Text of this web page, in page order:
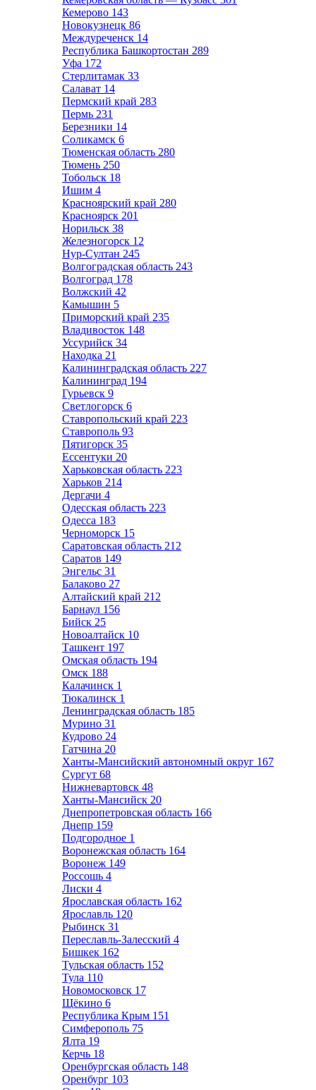
Кемерово 143
Новокузнецк 86
Междуреченск 14
Республика Башкортостан 289
Уфа 172
Стерлитамак 33
Салават 14
Пермский край 283
Пермь 231
Березники 14
Соликамск 6
Тюменская область 280
Тюмень 250
Тобольск 18
Ишим 4
Красноярский край 280
Красноярск 201
Норильск 38
Железногорск 12
Нур-Султан 245
Волгоградская область 243
Волгоград 178
Волжский 42
Камышин 5
Приморский край 235
Владивосток 148
Уссурийск 34
Находка 21
Калининградская область 227
Калининград 194
Гурьевск 9
Светлогорск 6
Ставропольский край 223
Ставрополь 93
Пятигорск 35
Ессентуки 20
Харьковская область 223
Харьков 214
Дергачи 4
Одесская область 223
Одесса 183
Черноморск 15
Саратовская область 212
Саратов 149
Энгельс 31
Балаково 27
Алтайский край 212
Барнаул 156
Бийск 25
Новоалтайск 10
Ташкент 197
Омская область 194
Омск 188
Калачинск 1
Тюкалинск 1
Ленинградская область 185
Мурино 31
Кудрово 24
Гатчина 20
Ханты-Мансийский автономный округ 167
Сургут 68
Нижневартовск 48
Ханты-Мансийск 20
Днепропетровская область 166
Днепр 159
Подгородное 1
Воронежская область 164
Воронеж 149
Россошь 4
Лиски 4
Ярославская область 162
Ярославль 120
Рыбинск 31
Переславль-Залесский 4
Бишкек 162
Тульская область 152
Тула 110
Новомосковск 17
Щёкино 6
Республика Крым 151
Симферополь 75
Ялта 19
Керчь 18
Оренбургская область 148
Оренбург 103